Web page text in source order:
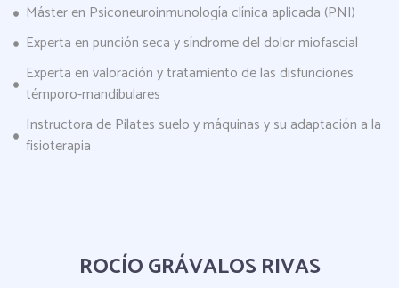
Máster en Psiconeuroinmunología clínica aplicada (PNI)
Experta en punción seca y síndrome del dolor miofascial
Experta en valoración y tratamiento de las disfunciones
témporo-mandibulares
Instructora de Pilates suelo y máquinas y su adaptación a la
fisioterapia
ROCÍO GRÁVALOS RIVAS